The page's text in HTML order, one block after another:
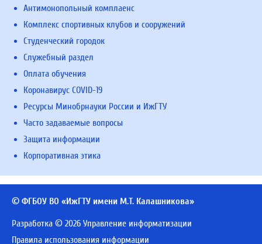
Антимонопольный комплаенс
Комплекс спортивных клубов и сооружений
Студенческий городок
Служебный раздел
Оплата обучения
Коронавирус COVID-19
Ресурсы Минобрнауки России и ИжГТУ
Часто задаваемые вопросы
Защита информации
Корпоративная этика
© ФГБОУ ВО «ИжГТУ имени М.Т. Калашникова»
Разработка © 2026 Управление информатизации
Правила использования информации